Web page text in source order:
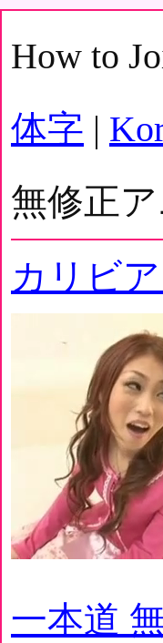
How to
体字 |
無修正ア
カリビ
一本道